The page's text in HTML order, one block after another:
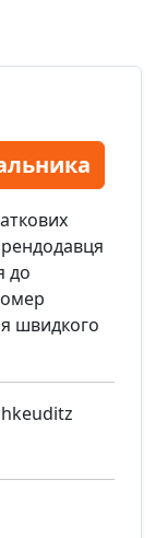
до
швидкого